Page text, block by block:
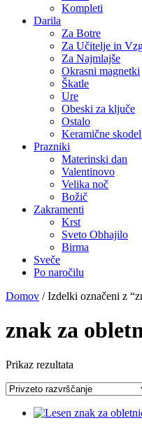
Kompleti
Darila
Za Botre
Za Učitelje in
Za Najmlajše
Okrasni magnetki
Škatle
Ure
Obeski za ključe
Ostalo
Keramične
Prazniki
Materinski dan
Valentinovo
Velika noč
Božič
Zakramenti
Krst
Sveto Obhajilo
Birma
Sveče
Po naročilu
Domov / Izdelki označeni z
znak za
Prikaz rezultata